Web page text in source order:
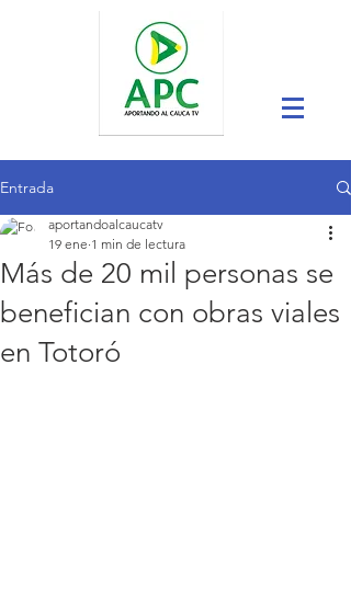
Entrada
Más de 20 mil personas se
benefician con obras viales
en Totoró
aportandoalcaucatv
19 ene 1 min de lectura